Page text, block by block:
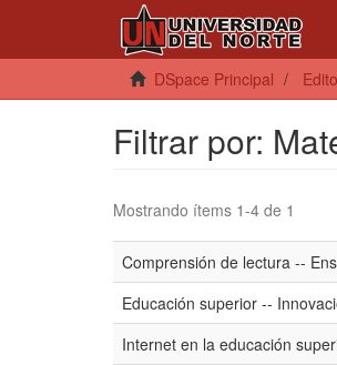
DSpace Principal
Filtrar por:
Mostrando ítems 1-4 de 1
Comprensión de lectura --
Educación superior --
Internet en la educación